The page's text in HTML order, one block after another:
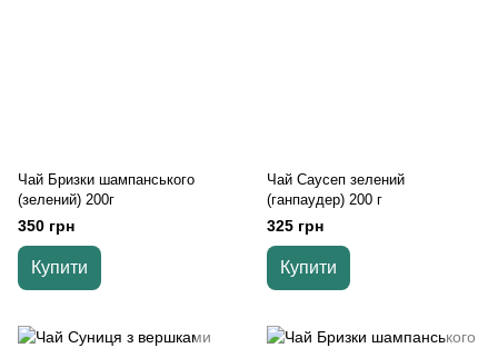
Чай Бризки шампанського
(зелений) 200г
350 грн
Купити
Чай Саусеп зелений
(ганпаудер) 200 г
325 грн
Купити